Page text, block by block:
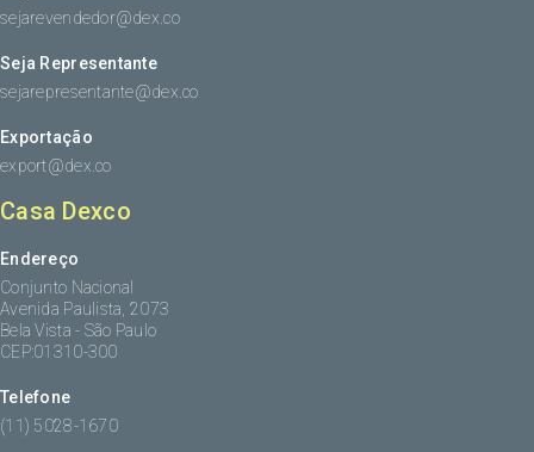
sejarevendedor@dex.co
Seja Representante
sejarepresentante@dex.co
Exportação
export@dex.co
Casa Dexco
Endereço
Conjunto Nacional
Avenida Paulista, 2073
Bela Vista - São Paulo
CEP:01310-300
Telefone
(11) 5028-1670